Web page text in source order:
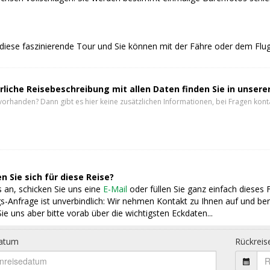
faszinierende Tour und Sie können mit der Fähre oder dem
Reisebeschreibung mit allen Daten finden Sie in
Dann gibt es hier keine zusätzlichen Informationen, bei Fragen
Sie sich für diese Reise?
an, schicken Sie uns eine E-Mail oder füllen Sie ganz einfach dieses
Anfrage ist unverbindlich: Wir nehmen Kontakt zu Ihnen auf und
uns aber bitte vorab über die wichtigsten Eckdaten...